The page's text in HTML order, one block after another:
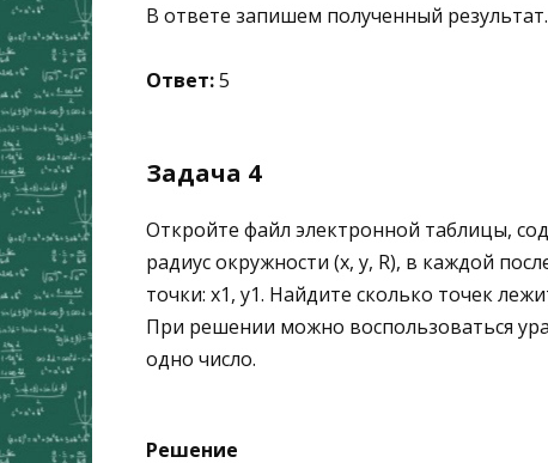
В ответе запишем полученный результат.
Ответ:5
Задача 4
Откройте файл электронной таблицы,
радиус окружности (x, y, R), в каждой
точки: x1, y1. Найдите сколько точек
При решении можно воспользоваться
одно число.
Решение